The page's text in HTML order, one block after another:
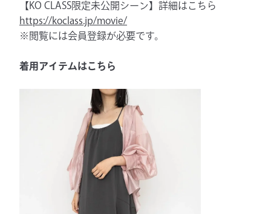
【KO CLASS限定未公開シーン】詳細はこちら
https://koclass.jp/movie/
※閲覧には会員登録が必要です。
着用アイテムはこちら